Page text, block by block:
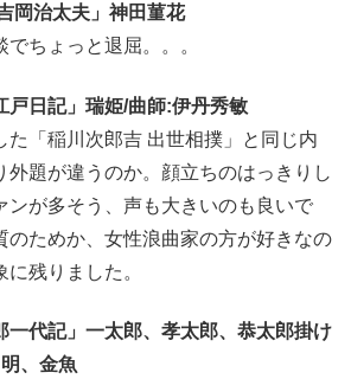
岡治太夫」神田菫花
ちょっと退屈。。。
戸日記」瑞姫/曲師:伊丹秀敏
た「稲川次郎吉 出世相撲」と同じ内
外題が違うのか。顔立ちのはっきりし
ンが多そう、声も大きいのも良いで
のためか、女性浪曲家の方が好きなの
残りました。
一代記」一太郎、孝太郎、恭太郎掛け
、金魚